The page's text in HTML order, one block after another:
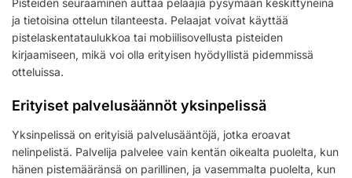
ja tietoisina ottelun tilanteesta. Pelaajat voivat käyttää
pistelaskentataulukkoa tai mobiilisovellusta pisteiden
kirjaamiseen, mikä voi olla erityisen hyödyllistä pidemmissä
otteluissa.
Erityiset palvelusäännöt yksinpelissä
Yksinpelissä on erityisiä palvelusääntöjä, jotka eroavat
nelinpelistä. Palvelija palvelee vain kentän oikealta puolelta, kun
hänen pistemääränsä on parillinen, ja vasemmalta puolelta, kun